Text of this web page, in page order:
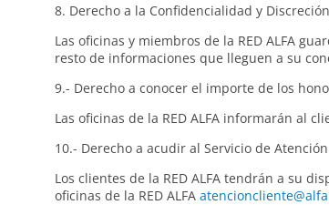
8. Derecho a la Confidencialidad y
Las oficinas y miembros de la RED ALFA
resto de informaciones que lleguen a su
9.- Derecho a conocer el importe de los
Las oficinas de la RED ALFA informarán al
10.- Derecho a acudir al Servicio de
Los clientes de la RED ALFA tendrán a su
oficinas de la RED ALFA